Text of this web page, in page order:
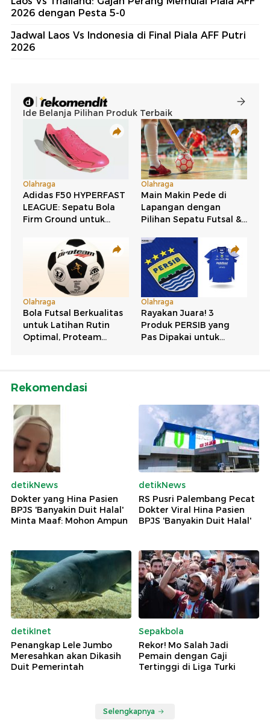
2026 dengan Pesta 5-0
Jadwal Laos Vs Indonesia di Final Piala AFF Putri
2026
Rekomendasi
detikNews
Dokter yang Hina Pasien
BPJS 'Banyakin Duit Halal'
Minta Maaf: Mohon Ampun
detikNews
RS Pusri Palembang Pecat
Dokter Viral Hina Pasien
BPJS 'Banyakin Duit Halal'
detikInet
Penangkap Lele Jumbo
Meresahkan akan Dikasih
Duit Pemerintah
Sepakbola
Rekor! Mo Salah Jadi
Pemain dengan Gaji
Tertinggi di Liga Turki
Selengkapnya